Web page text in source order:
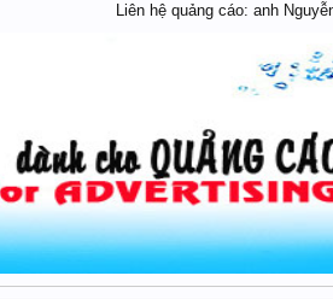
Liên hệ quảng cáo: anh